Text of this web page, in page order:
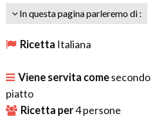
In questa pagina parleremo di :
Ricetta Italiana
Viene servita comesecondo
piatto
Ricetta per4persone